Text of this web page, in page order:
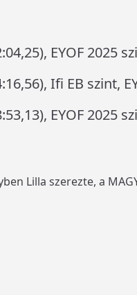
EYOF 2025
Ifi EB szint,
EYOF 2025
Lilla szerezte, a